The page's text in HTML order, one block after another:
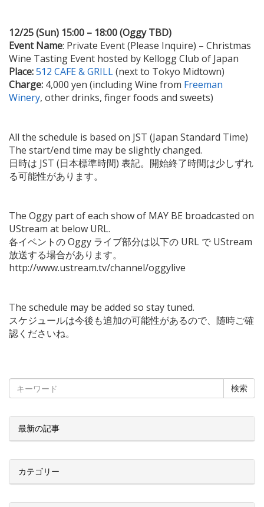
12/25 (Sun) 15:00 – 18:00 (Oggy TBD)
Event Name: Private Event (Please Inquire) – Christmas
Wine Tasting Event hosted by Kellogg Club of Japan
Place:512 CAFE & GRILL(next to Tokyo Midtown)
Charge: 4,000 yen (including Wine from Freeman
Winery, other drinks, finger foods and sweets)
All the schedule is based on JST (Japan Standard Time)
The start/end time may be slightly changed.
日時は JST (日本標準時間) 表記。開始終了時間は少しずれ
る可能性があります。
The Oggy part of each show of MAY BE broadcasted on
UStream at below URL.
各イベントの Oggy ライブ部分は以下の URL で UStream
放送する場合があります。
http://www.ustream.tv/channel/oggylive
The schedule may be added so stay tuned.
スケジュールは今後も追加の可能性があるので、随時ご確
認くださいね。
検索
最新の記事
カテゴリー